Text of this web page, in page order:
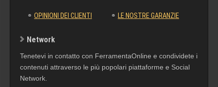
OPINIONI DEI CLIENTI LE NOSTRE GARANZIE
Network
Tenetevi in contatto con FerramentaOnline e condividete i
contenuti attraverso le più popolari piattaforme e Social
Network.